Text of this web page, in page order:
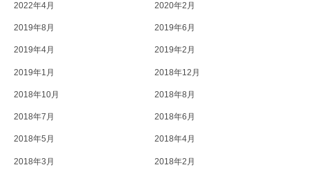
2022年4月 2020年2月
2019年8月 2019年6月
2019年4月 2019年2月
2019年1月 2018年12月
2018年10月 2018年8月
2018年7月 2018年6月
2018年5月 2018年4月
2018年3月 2018年2月